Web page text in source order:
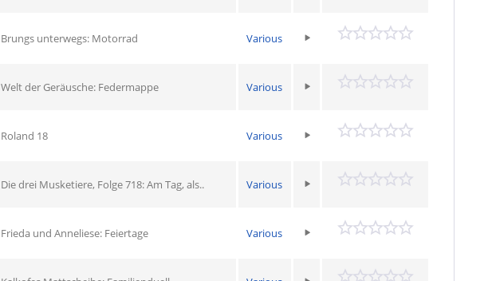
Brungs unterwegs: Motorrad Various
Welt der Geräusche: Federmappe Various
Roland 18 Various
Die drei Musketiere, Folge 718: Am Tag, als.. Various
Frieda und Anneliese: Feiertage Various